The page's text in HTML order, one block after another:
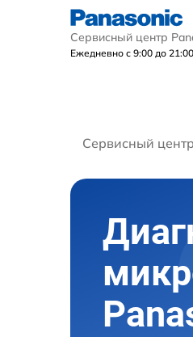
Сервисный центр
Ежедневно с 9:00 до 21:00
Сервисный